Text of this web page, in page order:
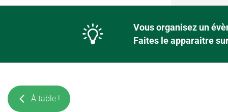
Vous organisez un
Faites le apparaitre
À table !